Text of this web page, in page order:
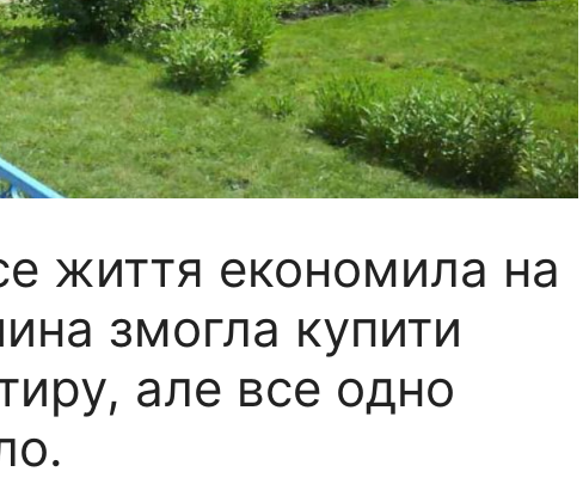
життя економила на
змогла купити
але все одно